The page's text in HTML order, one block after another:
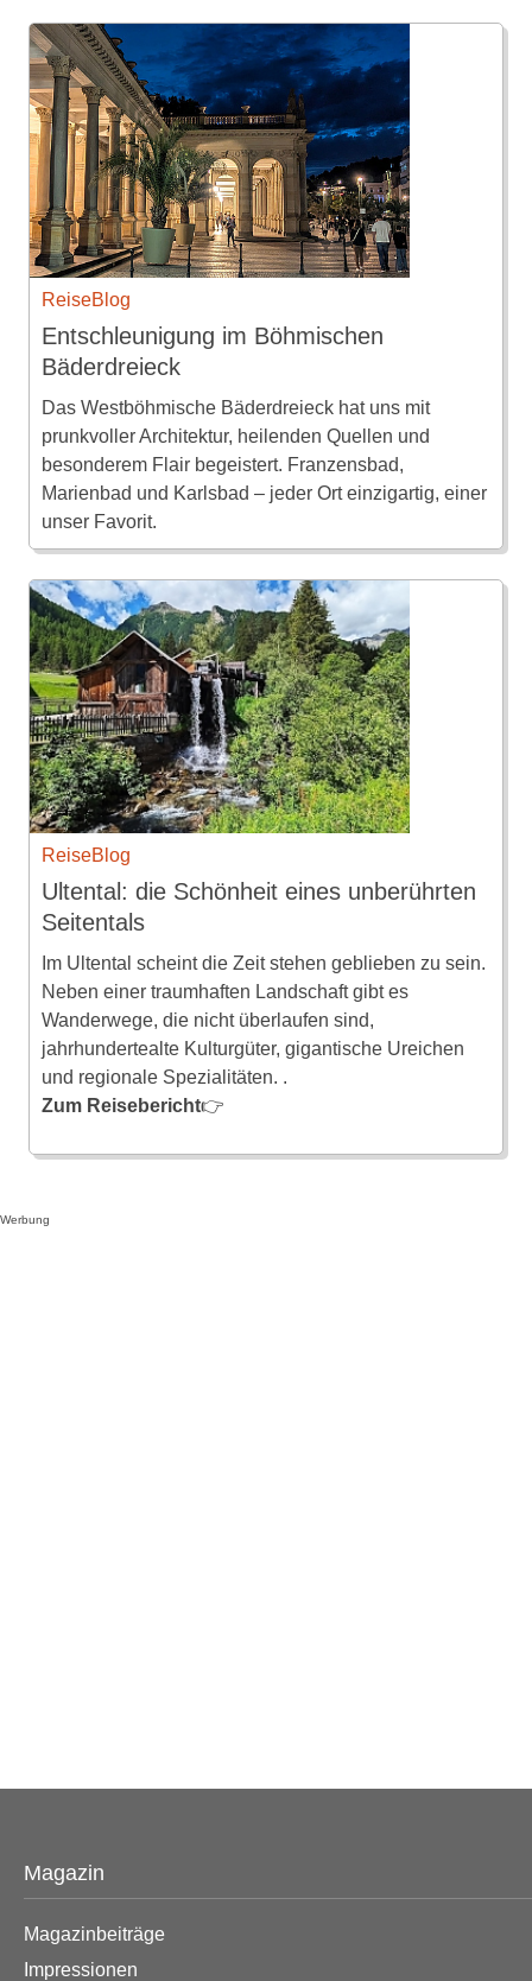
ReiseBlog
Entschleunigung im Böhmischen
Bäderdreieck
Das Westböhmische Bäderdreieck hat uns mit
prunkvoller Architektur, heilenden Quellen und
besonderem Flair begeistert. Franzensbad,
Marienbad und Karlsbad – jeder Ort einzigartig, einer
unser Favorit.
ReiseBlog
Ultental: die Schönheit eines unberührten
Seitentals
Im Ultental scheint die Zeit stehen geblieben zu sein.
Neben einer traumhaften Landschaft gibt es
Wanderwege, die nicht überlaufen sind,
jahrhundertealte Kulturgüter, gigantische Ureichen
und regionale Spezialitäten. .
Zum Reisebericht👉
Werbung
Magazin
Magazinbeiträge
Impressionen